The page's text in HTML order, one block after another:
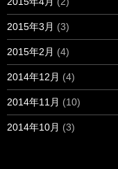
2015年3月 (3)
2015年2月 (4)
2014年12月 (4)
2014年11月 (10)
2014年10月 (3)